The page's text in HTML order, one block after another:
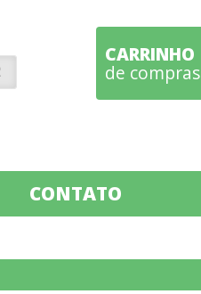
CARRINHO
de compras
CONTATO